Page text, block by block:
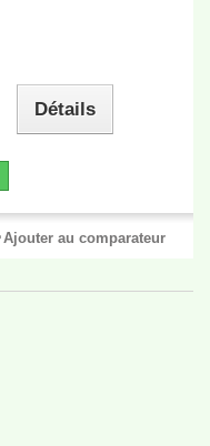
Détails
Ajouter au comparateur